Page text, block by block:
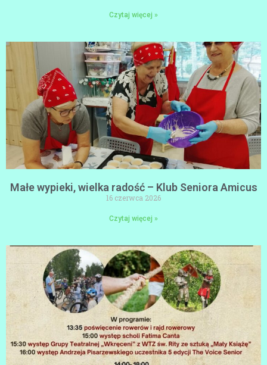
Czytaj więcej »
Małe wypieki, wielka radość – Klub Seniora Amicus
16 czerwca 2026
Czytaj więcej »